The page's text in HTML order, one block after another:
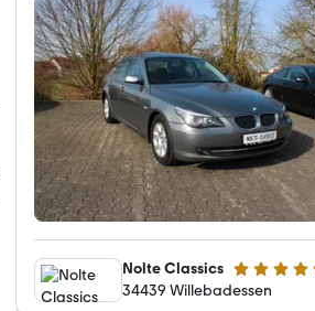
Nolte Classics 4.4 Sterne
34439 Willebadessen